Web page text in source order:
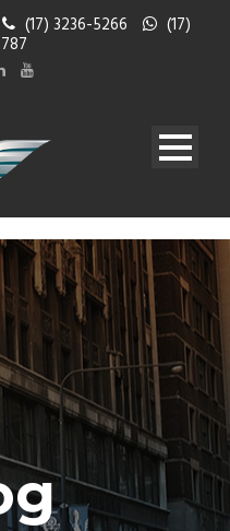
(17) 3236-5266 (17)